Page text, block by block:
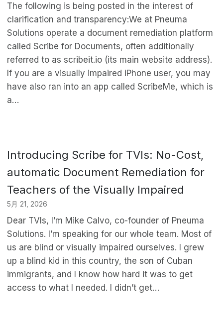
The following is being posted in the interest of
clarification and transparency:We at Pneuma
Solutions operate a document remediation platform
called Scribe for Documents, often additionally
referred to as scribeit.io (its main website address).
If you are a visually impaired iPhone user, you may
have also ran into an app called ScribeMe, which is
a…
Introducing Scribe for TVIs: No-Cost,
automatic Document Remediation for
Teachers of the Visually Impaired
5月 21, 2026
Dear TVIs, I’m Mike Calvo, co-founder of Pneuma
Solutions. I’m speaking for our whole team. Most of
us are blind or visually impaired ourselves. I grew
up a blind kid in this country, the son of Cuban
immigrants, and I know how hard it was to get
access to what I needed. I didn’t get…